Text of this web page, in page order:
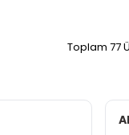
Toplam 77